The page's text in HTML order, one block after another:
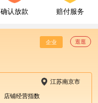
确认放款 赔付服务
企业 逛逛
江苏南京市
店铺经营指数